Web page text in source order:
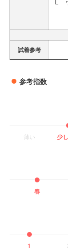
試着参考
参考指数
薄い 少
春
1